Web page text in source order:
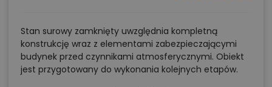
Stan surowy zamknięty uwzględnia kompletną
konstrukcję wraz z elementami zabezpieczającymi
budynek przed czynnikami atmosferycznymi. Obiekt
jest przygotowany do wykonania kolejnych etapów.